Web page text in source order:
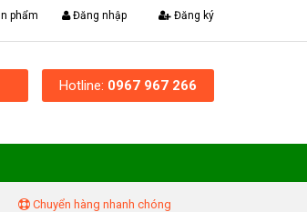
phẩm Đăng nhập Đăng ký
Hotline: 0967 967 266
Chuyển hàng nhanh chóng